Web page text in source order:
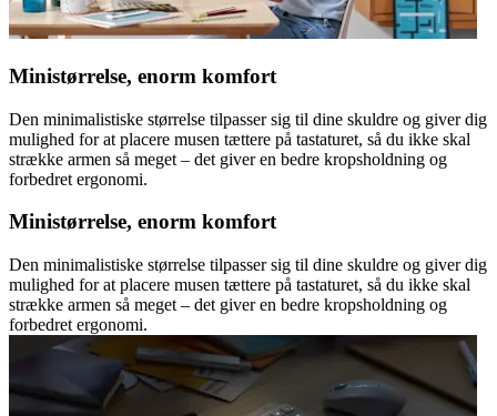
Ministørrelse, enorm komfort
Den minimalistiske størrelse tilpasser sig til dine skuldre og giver dig
mulighed for at placere musen tættere på tastaturet, så du ikke skal
strække armen så meget – det giver en bedre kropsholdning og
forbedret ergonomi.
Ministørrelse, enorm komfort
Den minimalistiske størrelse tilpasser sig til dine skuldre og giver dig
mulighed for at placere musen tættere på tastaturet, så du ikke skal
strække armen så meget – det giver en bedre kropsholdning og
forbedret ergonomi.